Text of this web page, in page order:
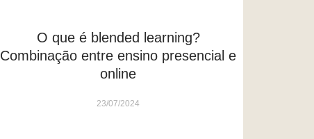
O que é blended learning?
Combinação entre ensino presencial e
online
23/07/2024